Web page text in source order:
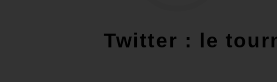
Twitter : le